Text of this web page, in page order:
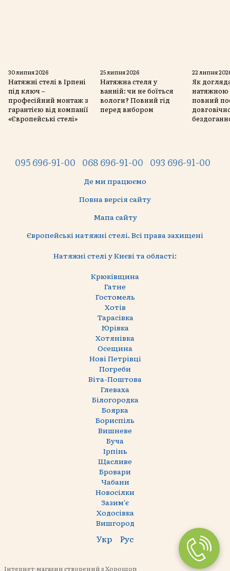
30 липня 2026
Натяжні стелі в Ірпені
під ключ –
професійний монтаж з
гарантією від компанії
«Європейські стелі»
25 липня 2026
Натяжна стеля у
ванній: чи не боїться
вологи? Повний гід
перед вибором
22 липня
Як
натяжною
повний
095 696-91-00 068 696-91-00 093 696-91-00
Де ми працюємо
Повна версія сайту
Мапа сайту
Європейські натяжні стелі. Всі права захищені
Натяжні стелі у Києві та області:
Крюківщина
Гатне
Гостомель
Хотів
Тарасівка
Юрівка
Хотянівка
Осещина
Нові Петрівці
Погреби
Віта-Поштова
Глеваха
Білогородка
Боярка
Бориспіль
Вишневе
Буча
Ірпінь
Щасливе
Бровари
Чабани
Новосілки
Зазим'є
Ходосівка
Вишгород
Укр Рус
Інтернет-магазин створений з Хорошоп